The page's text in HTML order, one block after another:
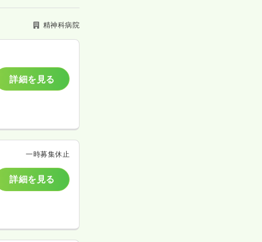
精神科病院
詳細を見る
一時募集休止
詳細を見る